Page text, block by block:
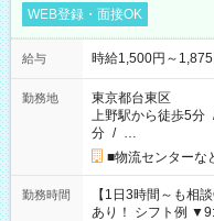
WEB登録・面接OK
給与 時給1,500円～1,875
勤務地
東京都台東区
上野駅から徒歩5分
分 / …
■物流センター
勤務時間
【1日3時間～も相
あり！ シフト例